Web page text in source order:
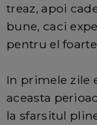
treaz, apoi
bune, caci
pentru el
In primele zile
aceasta
la sfarsitul